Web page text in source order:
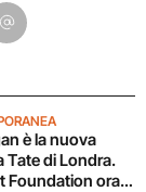
è la nuova
Tate di Londra.
Foundation ora
Pinterest
su WhatsApp
su Email